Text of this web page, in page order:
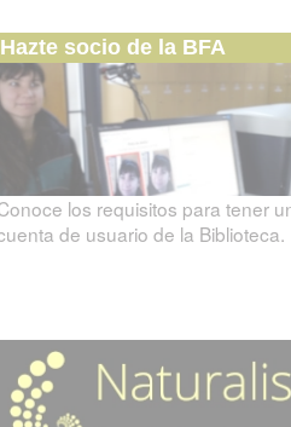
Hazte socio de la BFA
los requisitos para tener
de usuario de la Biblioteca.